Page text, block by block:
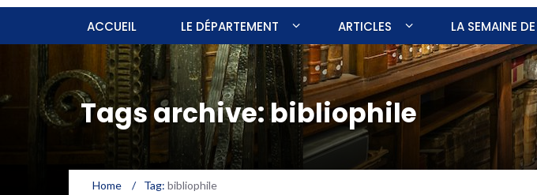
ACCUEIL LE DÉPARTEMENT ARTICLES LA SEMAINE
Tags archive: bibliophile
Home / Tag: bibliophile